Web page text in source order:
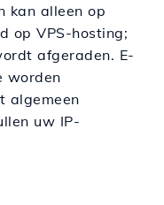
kan alleen op
op VPS-hosting;
afgeraden. E-
worden
algemeen
uw IP-